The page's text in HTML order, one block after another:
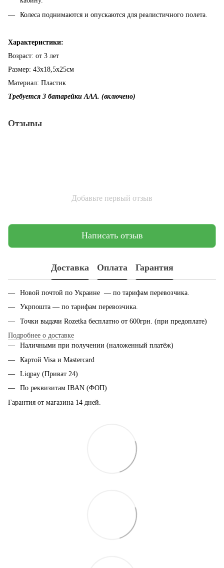
Колеса поднимаются и опускаются для реалистичного полета.
Характеристики:
Возраст: от 3 лет
Размер: 43х18,5х25см
Материал: Пластик
Требуется 3 батарейки ААА. (включено)
Отзывы
Добавьте первый отзыв
Написать отзыв
Доставка Оплата Гарантия
Новой почтой по Украине — по тарифам перевозчика.
Укрпошта — по тарифам перевозчика.
Точки выдачи Rozetka бесплатно от 600грн. (при предоплате)
Подробнее о доставке
Наличными при получении (наложенный платёж)
Картой Visa и Mastercard
Liqpay (Приват 24)
По реквизитам IBAN (ФОП)
Гарантия от магазина 14 дней.